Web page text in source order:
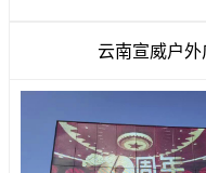
云南宣威户